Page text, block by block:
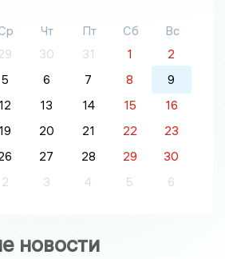
Чт Пт Сб
Вс
30 31 1
2
5 6 7 8
9
12 13 14 15
16
19 20 21 22
23
27 28 29
30
2 3 4 5 6
новости